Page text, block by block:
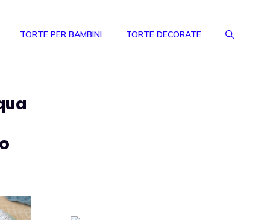
TORTE PER BAMBINI TORTE DECORATE